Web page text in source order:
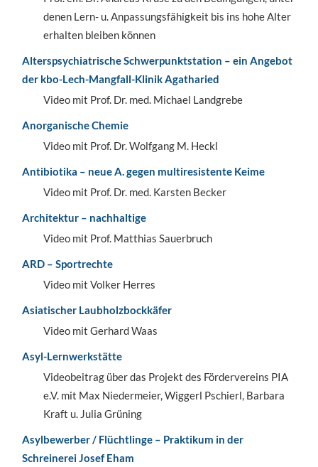
denen Lern- u. Anpassungsfähigkeit bis ins hohe Alter
erhalten bleiben können
Alterspsychiatrische Schwerpunktstation – ein Angebot
der kbo-Lech-Mangfall-Klinik Agatharied
Video mit Prof. Dr. med. Michael Landgrebe
Anorganische Chemie
Video mit Prof. Dr. Wolfgang M. Heckl
Antibiotika – neue A. gegen multiresistente Keime
Video mit Prof. Dr. med. Karsten Becker
Architektur – nachhaltige
Video mit Prof. Matthias Sauerbruch
ARD – Sportrechte
Video mit Volker Herres
Asiatischer Laubholzbockkäfer
Video mit Gerhard Waas
Asyl-Lernwerkstätte
Videobeitrag über das Projekt des Fördervereins PIA
e.V. mit Max Niedermeier, Wiggerl Pschierl, Barbara
Kraft u. Julia Grüning
Asylbewerber / Flüchtlinge – Praktikum in der
Schreinerei Josef Eham